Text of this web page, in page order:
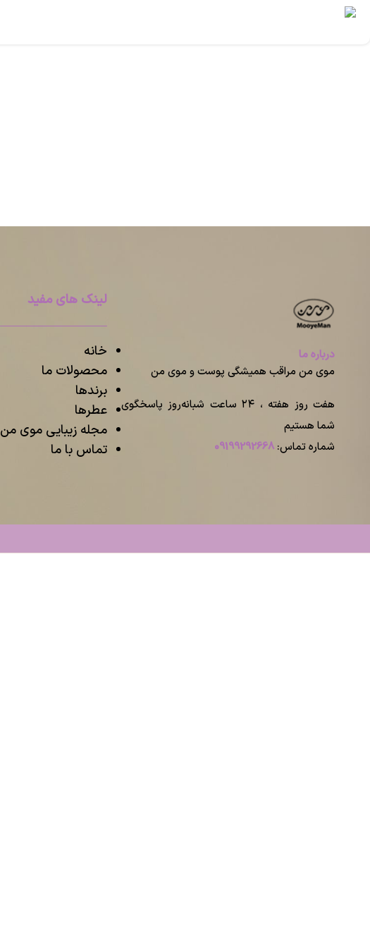
درباره ما
موی من مراقب همیشگی پوست و موی من
هفت روز هفته ، ۲۴ ساعت شبانه‌روز پاسخگوی
شما هستیم
شماره تماس: 09199292668
لینک های مفید
خانه
محصولات ما
برندها
عطرها
مجله زیبایی موی من
تماس با ما